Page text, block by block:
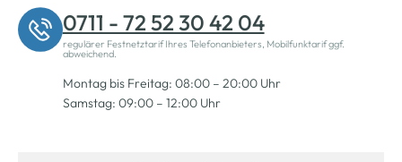
0711 - 72 52 30 42 04
regulärer Festnetztarif Ihres Telefonanbieters, Mobilfunktarif ggf.
abweichend.
Montag bis Freitag: 08:00 – 20:00 Uhr
Samstag: 09:00 – 12:00 Uhr